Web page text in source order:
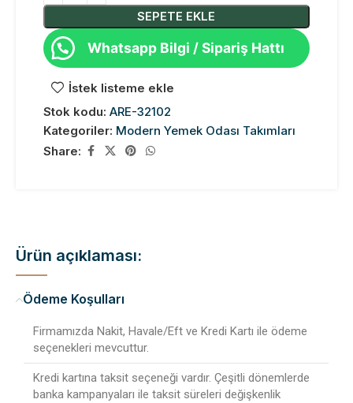
SEPETE EKLE
Whatsapp Bilgi / Sipariş Hattı
İstek listeme ekle
Stok kodu: ARE-32102
Kategoriler: Modern Yemek Odası Takımları
Share:
Ürün açıklaması:
Ödeme Koşulları
Firmamızda Nakit, Havale/Eft ve Kredi Kartı ile ödeme
seçenekleri mevcuttur.
Kredi kartına taksit seçeneği vardır. Çeşitli dönemlerde
banka kampanyaları ile taksit süreleri değişkenlik